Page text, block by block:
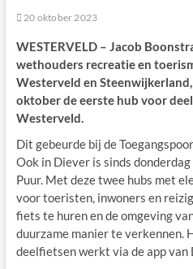
20 oktober 2023
WESTERVELD – Jacob
wethouders recreatie en
Westerveld en
oktober de eerste hub voor
Westerveld.
Dit gebeurde bij de
Ook in Diever is sinds
Puur. Met deze twee hubs met
voor toeristen, inwoners en
fiets te huren en de omgeving
duurzame manier te verkennen.
deelfietsen werkt via de app